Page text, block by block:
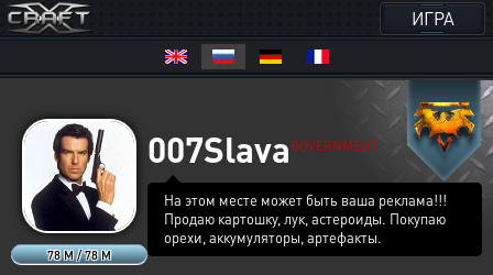
ИГРА
78 M / 78 M
007Slava GOVERNMENT
На этом месте может быть ваша реклама!!!
Продаю картошку, лук, астероиды. Покупаю
орехи, аккумуляторы, артефакты.